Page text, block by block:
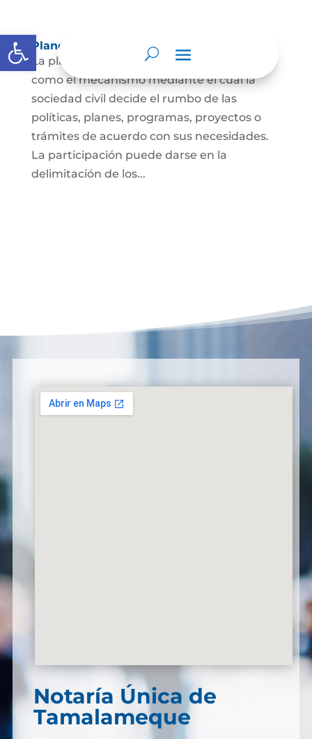
Abrir barra de herramientas
Planeación y presupuesto participativo.
La planeación participativa es entendida
como el mecanismo mediante el cual la
sociedad civil decide el rumbo de las
políticas, planes, programas, proyectos o
trámites de acuerdo con sus necesidades.
La participación puede darse en la
delimitación de los...
Notaría Única de
Tamalameque